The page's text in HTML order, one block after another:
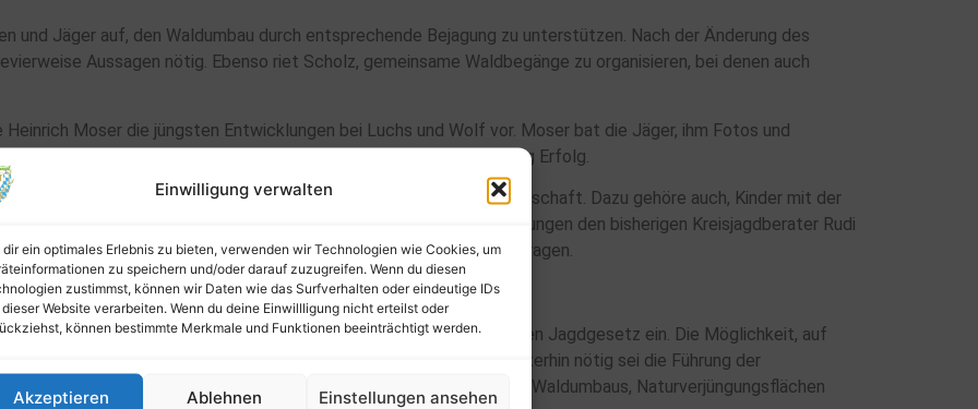
Einwilligung verwalten
dir ein optimales Erlebnis zu bieten, verwenden wir Technologien wie Cookies, um
zu speichern und/oder darauf zuzugreifen. Wenn du diesen
zustimmst, können wir Daten wie das Surfverhalten oder eindeutige IDs
Website verarbeiten. Wenn du deine Einwillligung nicht erteilst oder
können bestimmte Merkmale und Funktionen beeinträchtigt werden.
Akzeptieren Ablehnen Einstellungen ansehen
und Jäger auf, den Waldumbau durch entsprechende Bejagung zu unterstützen. Nach der Änderung des
Aussagen nötig. Ebenso riet Scholz, gemeinsame Waldbegänge zu organisieren, bei denen auch
Moser die jüngsten Entwicklungen bei Luchs und Wolf vor. Moser bat die Jäger, ihm Fotos und
nur mit gutem Datenmaterial habe das von ihm geführte Monitoring Erfolg.
die Leistungen der Jäger als wichtige Aufgabe für die Gesellschaft. Dazu gehöre auch, Kinder mit der
Markus Müller verabschiedete in einer seiner letzten Amtshandlungen den bisherigen Kreisjagdberater Rudi
Anerkennung für seine 15-jährige Tätigkeit für die Lösung von Jagdfragen.
Cham ging Ronald Burger auf die Änderungen im bayerischen Jagdgesetz ein. Die Möglichkeit, auf
die Eigenverantwortung der Jagdgenossenschaften stärken. Weiterhin nötig sei die Führung der
Landkreis sei viel erreicht worden. Ebenso gelte es im Sinne des Waldumbaus, Naturverjüngungsflächen